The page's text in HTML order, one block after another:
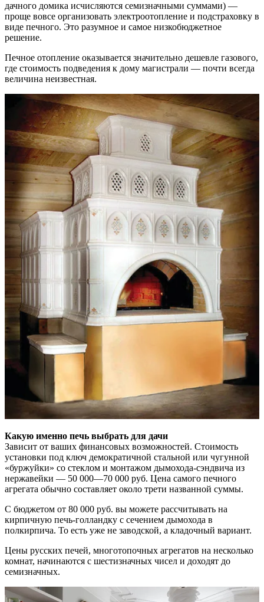
дачного домика исчисляются семизначными суммами) —
проще вовсе организовать электроотопление и подстраховку в
виде печного. Это разумное и самое низкобюджетное
решение.
Печное отопление оказывается значительно дешевле газового,
где стоимость подведения к дому магистрали — почти всегда
величина неизвестная.
Какую именно печь выбрать для дачи
Зависит от ваших финансовых возможностей. Стоимость
установки под ключ демократичной стальной или чугунной
«буржуйки» со стеклом и монтажом дымохода-сэндвича из
нержавейки — 50 000—70 000 руб. Цена самого печного
агрегата обычно составляет около трети названной суммы.
С бюджетом от 80 000 руб. вы можете рассчитывать на
кирпичную печь-голландку с сечением дымохода в
полкирпича. То есть уже не заводской, а кладочный вариант.
Цены русских печей, многотопочных агрегатов на несколько
комнат, начинаются с шестизначных чисел и доходят до
семизначных.